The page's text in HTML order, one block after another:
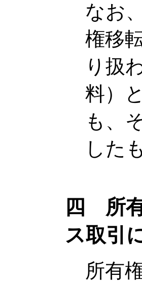
なお
権移
り扱
料）
も、
した
四 所
ス取引
所有